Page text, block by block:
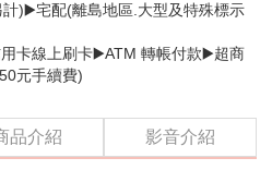
)▶️宅配(離島地區.大型及特殊標示
卡線上刷卡▶️ATM 轉帳付款▶️超商
元手續費)
品介紹 影音介紹